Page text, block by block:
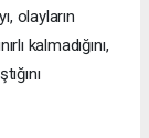
olayların
kalmadığını,